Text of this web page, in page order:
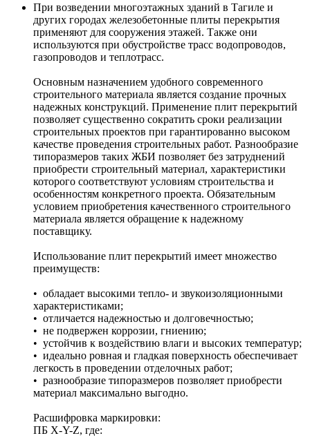
При возведении многоэтажных зданий в Тагиле и
других городах железобетонные плиты перекрытия
применяют для сооружения этажей. Также они
используются при обустройстве трасс водопроводов,
газопроводов и теплотрасс.
Основным назначением удобного современного
строительного материала является создание прочных
надежных конструкций. Применение плит перекрытий
позволяет существенно сократить сроки реализации
строительных проектов при гарантированно высоком
качестве проведения строительных работ. Разнообразие
типоразмеров таких ЖБИ позволяет без затруднений
приобрести строительный материал, характеристики
которого соответствуют условиям строительства и
особенностям конкретного проекта. Обязательным
условием приобретения качественного строительного
материала является обращение к надежному
поставщику.
Использование плит перекрытий имеет множество
преимуществ:
• обладает высокими тепло- и звукоизоляционными
характеристиками;
• отличается надежностью и долговечностью;
• не подвержен коррозии, гниению;
• устойчив к воздействию влаги и высоких температур;
• идеально ровная и гладкая поверхность обеспечивает
легкость в проведении отделочных работ;
• разнообразие типоразмеров позволяет приобрести
материал максимально выгодно.
Расшифровка маркировки:
ПБ X-Y-Z, где: